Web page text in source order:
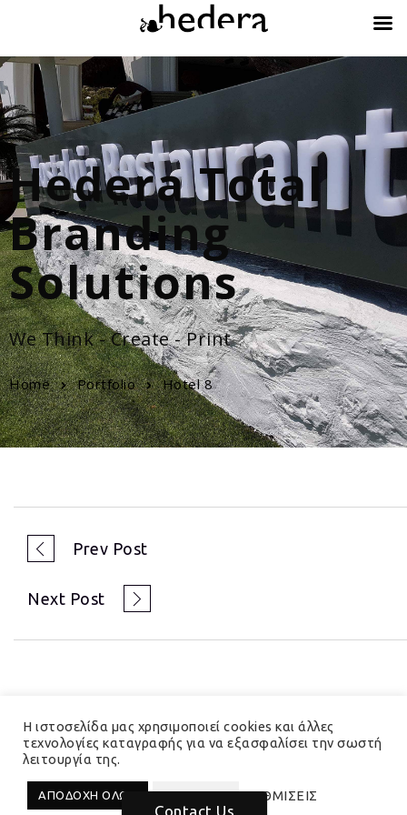
Hedera Total
Branding
Solutions
We Think - Create - Print
Home Portfolio Hotel 8
Prev Post
Next Post
© 2023 Hedera Total Branding Solutions
Η ιστοσελίδα μας χρησιμοποιεί cookies και άλλες
τεχνολογίες καταγραφής για να εξασφαλίσει την σωστή
λειτουργία της.
ΑΠΟΔΟΧΗ ΟΛΩΝ ΑΠΟΡΡΙΨΗ ΡΥΘΜΙΣΕΙΣ